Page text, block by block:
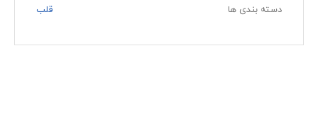
دسته بندی ها
قلب